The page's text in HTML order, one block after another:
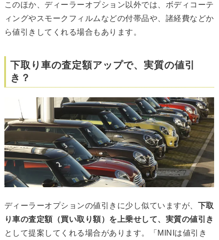
このほか、ディーラーオプション以外では、ボディコーテ
ィングやスモークフィルムなどの付帯品や、諸経費などか
ら値引きしてくれる場合もあります。
下取り車の査定額アップで、実質の値引
き？
ディーラーオプションの値引きに少し似ていますが、 下取
り車の査定額（買い取り額）を上乗せして、実質の値引き
として提案してくれる場合があります。「MINIは値引き